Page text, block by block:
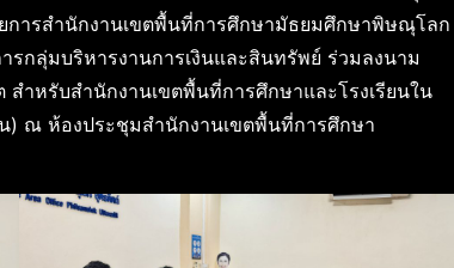
การสำนักงานเขตพื้นที่การศึกษามัธยมศึกษาพิษณุโลก
กลุ่มบริหารงานการเงินและสินทรัพย์ ร่วมลงนาม
ำหรับสำนักงานเขตพื้นที่การศึกษาและโรงเรียนใน
ณ ห้องประชุมสำนักงานเขตพื้นที่การศึกษา